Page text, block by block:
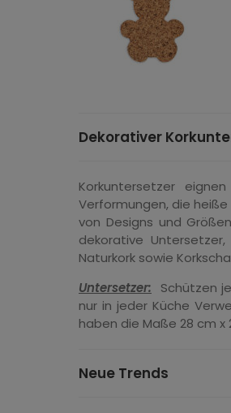
Dekorativer
Korkuntersetzer
Verformungen, die
von Designs und
dekorative
Naturkork sowie
Untersetzer: Schützen
nur in jeder Küche
haben die Maße 28 cm
Neue Trends